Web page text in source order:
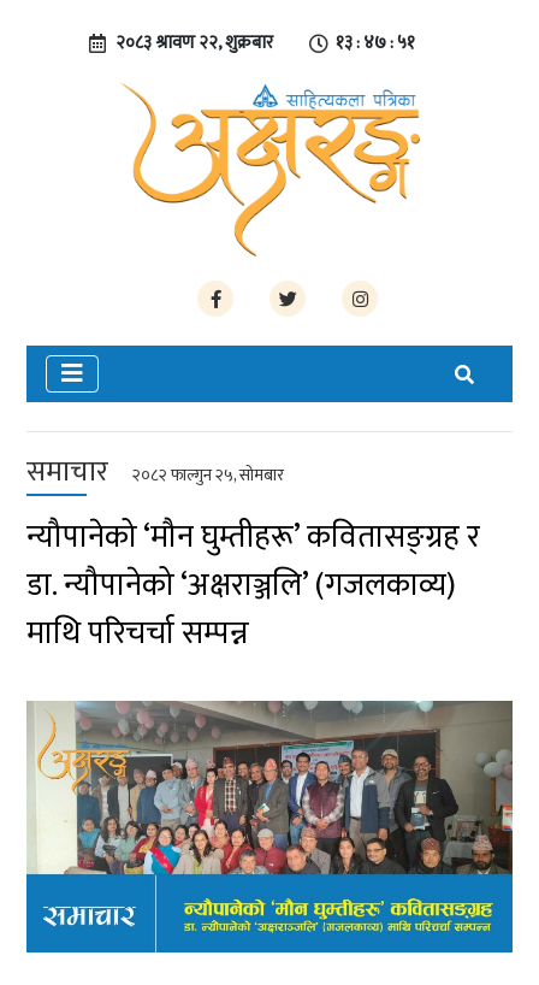
२०८३ श्रावण २२, शुक्रबार १३ : ४७ : ५२
समाचार २०८२ फाल्गुन २५, सोमबार
न्यौपानेको ‘मौन घुम्तीहरू’ कवितासङ्ग्रह र
डा. न्यौपानेको ‘अक्षराञ्जलि’ (गजलकाव्य)
माथि परिचर्चा सम्पन्न